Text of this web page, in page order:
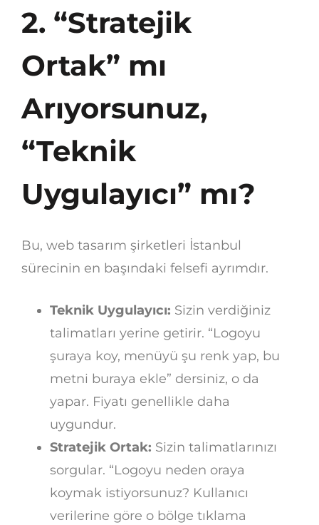
2. “Stratejik
Ortak” mı
Arıyorsunuz,
“Teknik
Uygulayıcı” mı?
Bu, web tasarım şirketleri İstanbul
sürecinin en başındaki felsefi ayrımdır.
Teknik Uygulayıcı: Sizin verdiğiniz
talimatları yerine getirir. “Logoyu
şuraya koy, menüyü şu renk yap, bu
metni buraya ekle” dersiniz, o da
yapar. Fiyatı genellikle daha
uygundur.
Stratejik Ortak: Sizin talimatlarınızı
sorgular. “Logoyu neden oraya
koymak istiyorsunuz? Kullanıcı
verilerine göre o bölge tıklama